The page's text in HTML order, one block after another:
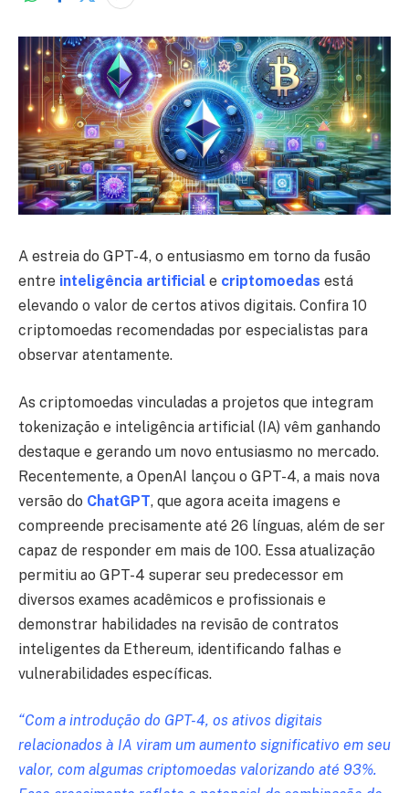
A estreia do GPT-4, o entusiasmo em torno da fusão
entre inteligência artificial e criptomoedas está
elevando o valor de certos ativos digitais. Confira 10
criptomoedas recomendadas por especialistas para
observar atentamente.
As criptomoedas vinculadas a projetos que integram
tokenização e inteligência artificial (IA) vêm ganhando
destaque e gerando um novo entusiasmo no mercado.
Recentemente, a OpenAI lançou o GPT-4, a mais nova
versão do ChatGPT, que agora aceita imagens e
compreende precisamente até 26 línguas, além de ser
capaz de responder em mais de 100. Essa atualização
permitiu ao GPT-4 superar seu predecessor em
diversos exames acadêmicos e profissionais e
demonstrar habilidades na revisão de contratos
inteligentes da Ethereum, identificando falhas e
vulnerabilidades específicas.
“Com a introdução do GPT-4, os ativos digitais
relacionados à IA viram um aumento significativo em seu
valor, com algumas criptomoedas valorizando até 93%.